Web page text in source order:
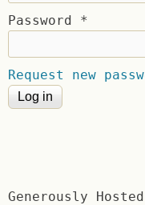
Password *
Request new
Generously